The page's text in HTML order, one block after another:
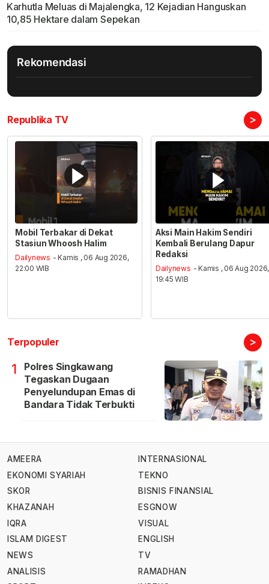
Karhutla Meluas di Majalengka, 12 Kejadian Hanguskan
10,85 Hektare dalam Sepekan
Rekomendasi
Republika TV >
Mobil Terbakar di Dekat
Stasiun Whoosh Halim
Dailynews - Kamis , 06 Aug 2026,
22:00 WIB
Aksi Main Hakim Sendiri
Kembali Berulang Dapur
Redaksi
Dailynews - Kamis , 06 Aug 2026,
19:45 WIB
Terpopuler >
1
Polres Singkawang
Tegaskan Dugaan
Penyelundupan Emas di
Bandara Tidak Terbukti
AMEERA
EKONOMI SYARIAH
SKOR
KHAZANAH
IQRA
ISLAM DIGEST
NEWS
ANALISIS
INTERNASIONAL
TEKNO
BISNIS FINANSIAL
ESGNOW
VISUAL
ENGLISH
TV
RAMADHAN